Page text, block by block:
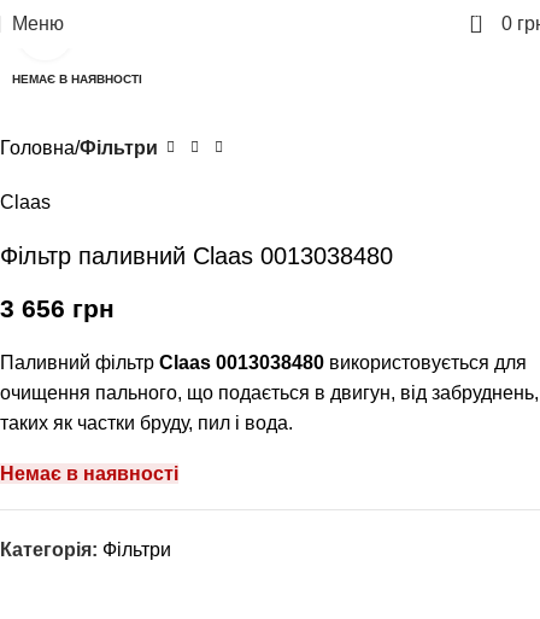
Меню 0 0
НЕМАЄ В НАЯВНОСТІ
Головна Фільтри
Claas
Фільтр паливний Claas 0013038480
3 656 грн
Паливний фільтр Claas 0013038480 використовується для
очищення пального, що подається в двигун, від забруднень,
таких як частки бруду, пил і вода.
Немає в наявності
Категорія: Фільтри